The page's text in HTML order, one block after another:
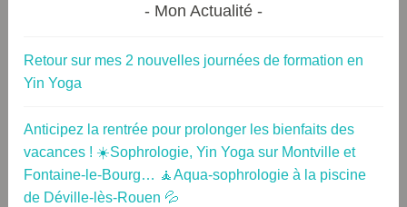
Mon Actualité
Retour sur mes 2 nouvelles journées de formation en
Yin Yoga
Anticipez la rentrée pour prolonger les bienfaits des
vacances ! ☀️Sophrologie, Yin Yoga sur Montville et
Fontaine-le-Bourg… 🧘Aqua-sophrologie à la piscine
de Déville-lès-Rouen 💦